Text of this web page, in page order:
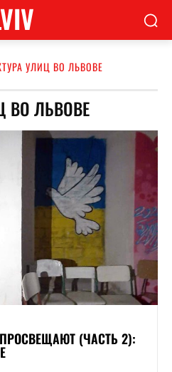
УЛИЦ ВО ЛЬВОВЕ
ВО ЛЬВОВЕ
(ЧАСТЬ 2):